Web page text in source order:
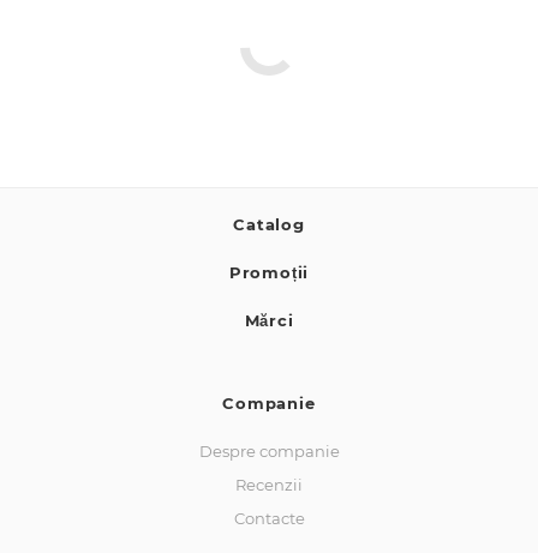
Catalog
Promoții
Mărci
Companie
Despre companie
Recenzii
Contacte